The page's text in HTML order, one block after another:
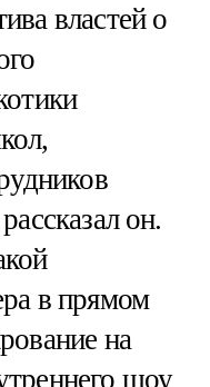
властей о
он.
в прямом
на
шоу